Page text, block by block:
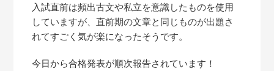
入試直前は頻出古文や私立を意識したものを使用
していますが、直前期の文章と同じものが出題さ
れてすごく気が楽になったそうです。
今日から合格発表が順次報告されています！